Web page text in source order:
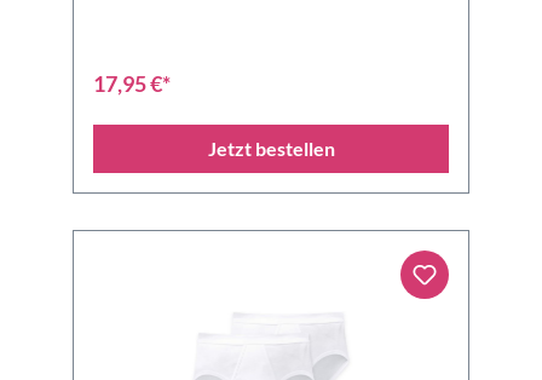
17,95 €*
Jetzt bestellen